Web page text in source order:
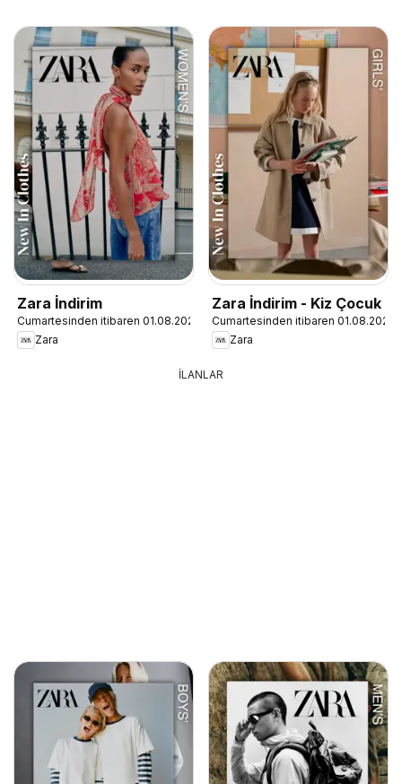
Zara İndirim
Cumartesinden itibaren 01.08.2026
Zara
Zara İndirim - Kiz Çocuk
Cumartesinden itibaren 01.08.2026
Zara
İLANLAR